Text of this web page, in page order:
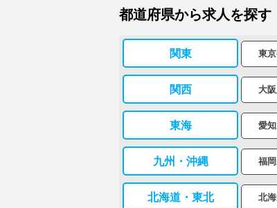
都道府県から求人を探す
関東 東
関西 大
東海 愛
九州・沖縄 福
北海道・東北 北